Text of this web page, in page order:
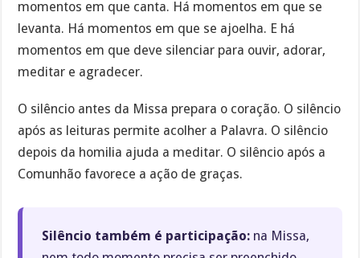
momentos em que canta. Há momentos em que se
levanta. Há momentos em que se ajoelha. E há
momentos em que deve silenciar para ouvir, adorar,
meditar e agradecer.
O silêncio antes da Missa prepara o coração. O silêncio
após as leituras permite acolher a Palavra. O silêncio
depois da homilia ajuda a meditar. O silêncio após a
Comunhão favorece a ação de graças.
Silêncio também é participação: na Missa,